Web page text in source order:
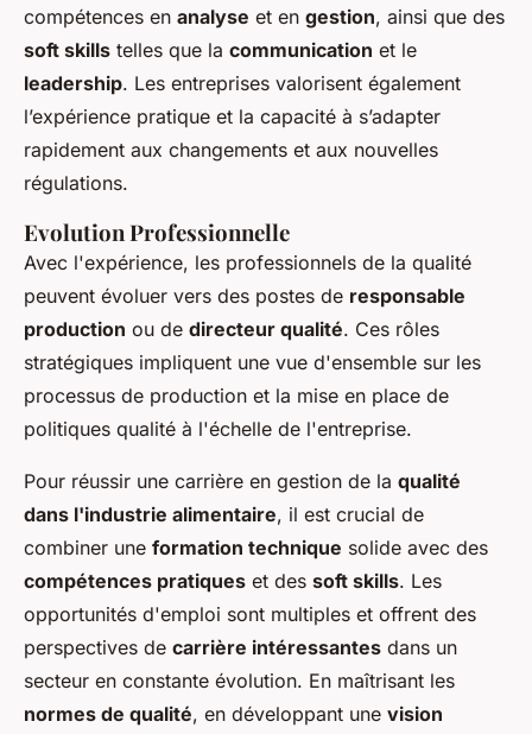
compétences en analyse et en gestion, ainsi que des
soft skills telles que la communication et le
leadership. Les entreprises valorisent également
l’expérience pratique et la capacité à s’adapter
rapidement aux changements et aux nouvelles
régulations.
Evolution Professionnelle
Avec l'expérience, les professionnels de la qualité
peuvent évoluer vers des postes de responsable
production ou de directeur qualité. Ces rôles
stratégiques impliquent une vue d'ensemble sur les
processus de production et la mise en place de
politiques qualité à l'échelle de l'entreprise.
Pour réussir une carrière en gestion de la qualité
dans l'industrie alimentaire, il est crucial de
combiner une formation technique solide avec des
compétences pratiques et des soft skills. Les
opportunités d'emploi sont multiples et offrent des
perspectives de carrière intéressantes dans un
secteur en constante évolution. En maîtrisant les
normes de qualité, en développant une vision